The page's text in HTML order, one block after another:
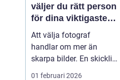
väljer du rätt person
för dina viktigaste
ögonblick
Att välja fotograf
handlar om mer än
skarpa bilder. En skicklig
fotograf fångar
01 februari 2026